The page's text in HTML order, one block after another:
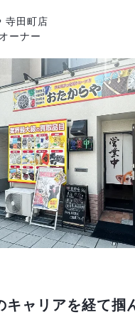
プライバ
反社会的
SVブログ
運営会社
寺田町店
ーナー
キャリアを経て掴